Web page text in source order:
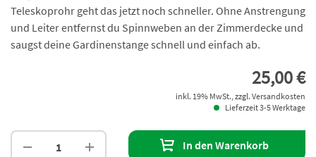
Teleskoprohr geht das jetzt noch schneller. Ohne Anstrengung
und Leiter entfernst du Spinnweben an der Zimmerdecke und
saugst deine Gardinenstange schnell und einfach ab.
25,00 €
inkl. 19% MwSt., zzgl. Versandkosten
Lieferzeit 3-5 Werktage
In den Warenkorb